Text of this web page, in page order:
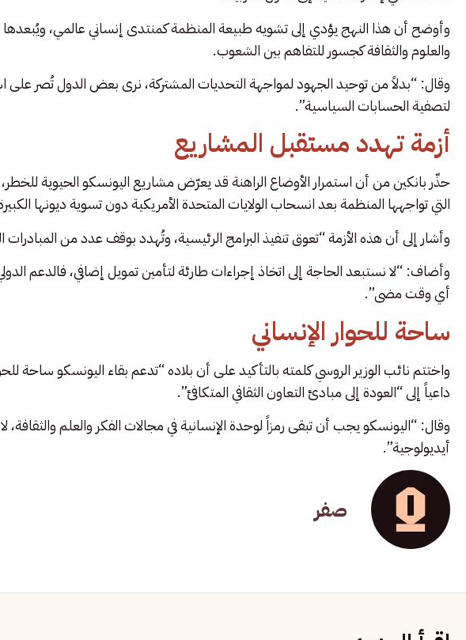
وأوضح أن هذا النهج يؤدي إلى تشويه طبيعة المنظمة كمنتدى إنساني عالمي، ويُبعدها
والعلوم والثقافة كجسور للتفاهم بين الشعوب.
وقال: “بدلاً من توحيد الجهود لمواجهة التحديات المشتركة، نرى بعض الدول تُصر
لتصفية الحسابات السياسية”.
أزمة تهدد مستقبل المشاريع
حذّر بانكين من أن استمرار الأوضاع الراهنة قد يعرّض مشاريع اليونسكو الحيوية
التي تواجهها المنظمة بعد انسحاب الولايات المتحدة الأمريكية دون تسوية ديونها
وأشار إلى أن هذه الأزمة “تعوق تنفيذ البرامج الرئيسية، وتُهدد بوقف عدد من المبادرات
وأضاف: “لا نستبعد الحاجة إلى اتخاذ إجراءات طارئة لتأمين تمويل إضافي، فالدعم
أي وقت مضى”.
ساحة للحوار الإنساني
واختتم نائب الوزير الروسي كلمته بالتأكيد على أن بلاده “تدعم بقاء اليونسكو ساحة
داعياً إلى “العودة إلى مبادئ التعاون الثقافي المتكافئ”.
وقال: “اليونسكو يجب أن تبقى رمزاً لوحدة الإنسانية في مجالات الفكر والعلم
أيديولوجية”.
صفر